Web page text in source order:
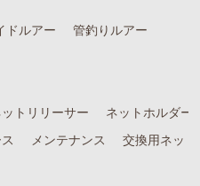
ドルアー
管釣りルアー
トリリーサー
ネットホルダー
メンテナンス
交換用ネット